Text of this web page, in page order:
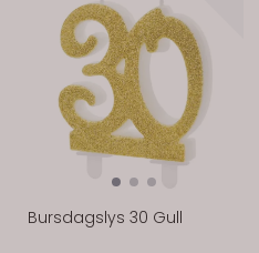
Bursdagslys 30 Gull
På lager